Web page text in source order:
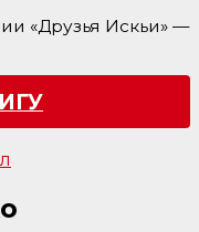
«Друзья Искьи» —